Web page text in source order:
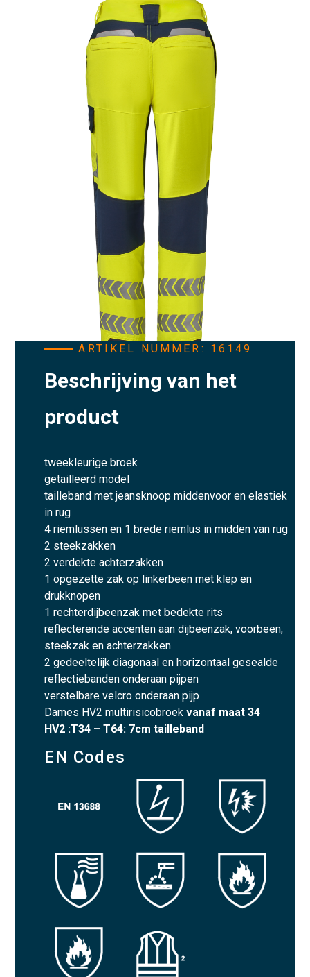
ARTIKEL NUMMER: 16149
Beschrijving van het
product
tweekleurige broek
getailleerd model
tailleband met jeansknoop middenvoor en elastiek
in rug
4 riemlussen en 1 brede riemlus in midden van rug
2 steekzakken
2 verdekte achterzakken
1 opgezette zak op linkerbeen met klep en
drukknopen
1 rechterdijbeenzak met bedekte rits
reflecterende accenten aan dijbeenzak, voorbeen,
steekzak en achterzakken
2 gedeeltelijk diagonaal en horizontaal gesealde
reflectiebanden onderaan pijpen
verstelbare velcro onderaan pijp
Dames HV2 multirisicobroekvanaf maat 34
HV2 :T34 – T64: 7cm tailleband
EN Codes